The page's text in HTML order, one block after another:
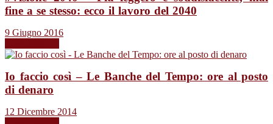
fine a se stesso: ecco il lavoro del 2040
9 Giugno 2016
Io faccio così – Le Banche del Tempo: ore al posto
di denaro
12 Dicembre 2014